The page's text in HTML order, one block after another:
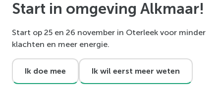
Start in omgeving Alkmaar!
Start op 25 en 26 november in Oterleek voor minder
klachten en meer energie.
Ik doe mee Ik wil eerst meer weten